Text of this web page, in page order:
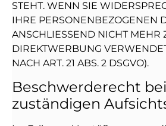
STEHT. WENN SIE
IHRE PERSONENBEZOGENEN
ANSCHLIESSEND NICHT MEHR
DIREKTWERBUNG
NACH ART. 21 ABS. 2 DSGVO).
Beschwerde­recht
zuständigen